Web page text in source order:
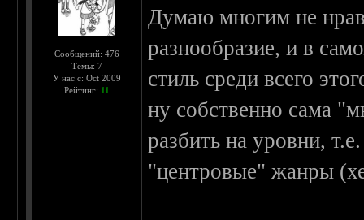
Сообщений: 476
Темы: 7
У нас с: Oct 2009
Рейтинг: 11
Думаю многим не
разнообразие, и в
стиль среди всего
ну собственно сама
разбить на уровни,
"центровые" жанры